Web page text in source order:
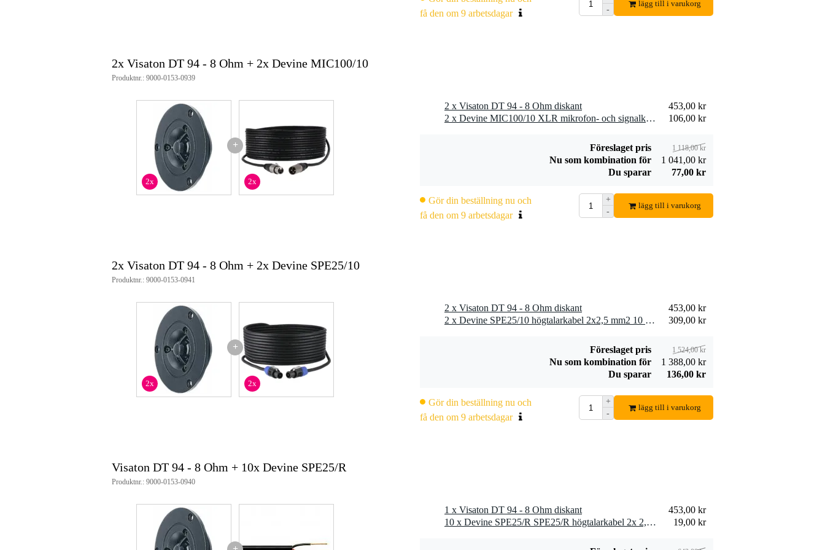
SPE25/R
få den om 9 arbetsdagar
-
lägg till i varukorg
2x Visaton DT 94 - 8 Ohm + 2x Devine MIC100/10
Produktnr.: 9000-0153-0939
+
2x 2x
2 x Visaton DT 94 - 8 Ohm diskant
453,00 kr
2 x Devine MIC100/10 XLR mikrofon- och signalkabel 10 meter
106,00 kr
Föreslaget pris 1 118,00 kr
Nu som kombination för
1 041,00 kr
Du sparar
77,00 kr
Gör din beställning nu och
få den om 9 arbetsdagar
+
-
lägg till i varukorg
2x Visaton DT 94 - 8 Ohm + 2x Devine SPE25/10
Produktnr.: 9000-0153-0941
+
2x 2x
2 x Visaton DT 94 - 8 Ohm diskant
453,00 kr
2 x Devine SPE25/10 högtalarkabel 2x2,5 mm2 10 meter
309,00 kr
Föreslaget pris 1 524,00 kr
Nu som kombination för
1 388,00 kr
Du sparar
136,00 kr
Gör din beställning nu och
få den om 9 arbetsdagar
+
-
lägg till i varukorg
Visaton DT 94 - 8 Ohm + 10x Devine SPE25/R
Produktnr.: 9000-0153-0940
1 x Visaton DT 94 - 8 Ohm diskant
453,00 kr
10 x Devine SPE25/R SPE25/R högtalarkabel 2x 2,5 mm2 per meter
19,00 kr